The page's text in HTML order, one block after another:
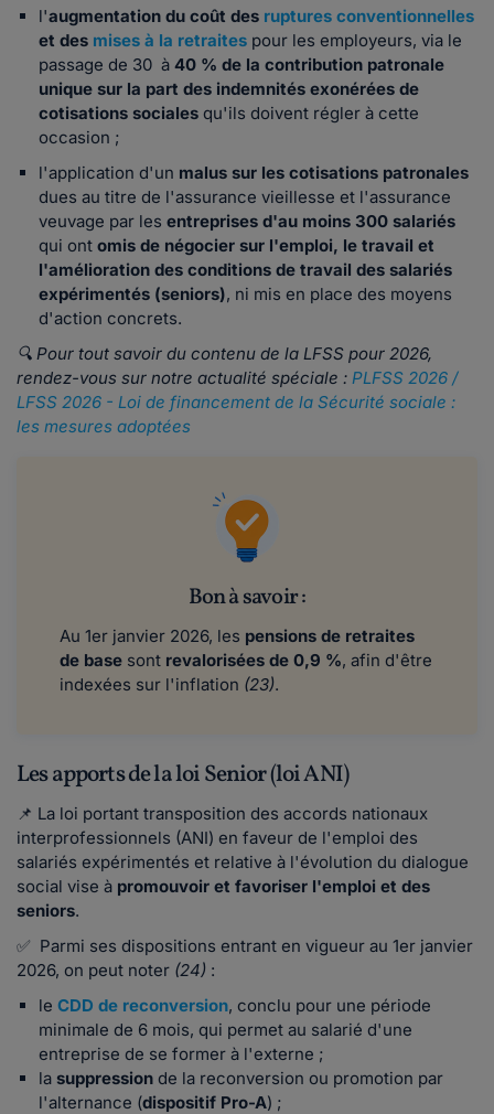
l'augmentation du coût des ruptures conventionnelles
et des mises à la retraites pour les employeurs, via le
passage de 30 à 40 % de la contribution patronale
unique sur la part des indemnités exonérées de
cotisations sociales qu'ils doivent régler à cette
occasion ;
l'application d'un malus sur les cotisations patronales
dues au titre de l'assurance vieillesse et l'assurance
veuvage par les entreprises d'au moins 300 salariés
qui ont omis de négocier sur l'emploi, le travail et
l'amélioration des conditions de travail des salariés
expérimentés (seniors), ni mis en place des moyens
d'action concrets.
🔍 Pour tout savoir du contenu de la LFSS pour 2026,
rendez-vous sur notre actualité spéciale : PLFSS 2026 /
LFSS 2026 - Loi de financement de la Sécurité sociale :
les mesures adoptées
Bon à savoir :
Au 1er janvier 2026, les pensions de retraites
de base sont revalorisées de 0,9 %, afin d'être
indexées sur l'inflation (23).
Les apports de la loi Senior (loi ANI)
📌 La loi portant transposition des accords nationaux
interprofessionnels (ANI) en faveur de l'emploi des
salariés expérimentés et relative à l'évolution du dialogue
social vise à promouvoir et favoriser l'emploi et des
seniors.
✅ Parmi ses dispositions entrant en vigueur au 1er janvier
2026, on peut noter (24) :
le CDD de reconversion, conclu pour une période
minimale de 6 mois, qui permet au salarié d'une
entreprise de se former à l'externe ;
la suppression de la reconversion ou promotion par
l'alternance (dispositif Pro-A) ;